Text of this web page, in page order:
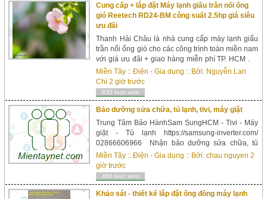
Cung cấp + lắp đặt Máy lạnh giấu trần nối ống
gió Reetech RD24-BM công suất 2.5hp giá siêu
ưu đãi
Thanh Hải Châu là nhà cung cấp máy lạnh giấu
trần nối ống gió cho các công trình toàn miền nam
với giá ưu đãi + giao hàng miễn phí TP. HCM .
Máy lạnh giấu trần nối ống gió REETECH&nbs...
Miền Tây ::Điện - Gia dụng :: Bởi: Nguyễn Lan
Chi 2 giờ trước
835 lượt xem
Bảo dưỡng sửa chữa, tủ lạnh, tivi, máy giặt
Trung Tâm Bảo HànhSam SungHCM - Tivi - Máy
giặt - Tủ lạnh‎ https://samsung-inverter.com/
02866606966 Nhận bảo dưỡng sửa chữa, tủ
lạnh, tivi, máy giặt và xử lý các hiện tượng bất
thường 67 Trần Hưng Đạo, Q.1, TP.HCM 79 Lý
Thường Kiệt, Q.Tân Bình, TP.HCM 363 Nguyễn
Thượng Hiền, Q.10, TP.H...
Miền Tây ::Điện - Gia dụng :: Bởi:chau nguyen2
giờ trước
466 lượt xem
Khảo sát - thiết kế lắp đặt ống đồng máy lạnh